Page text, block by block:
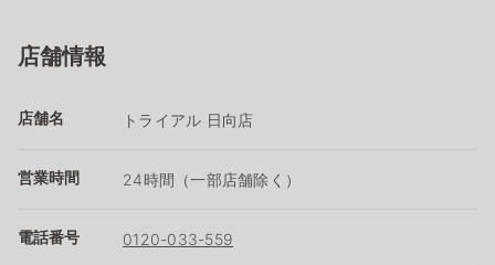
店舗情報
店舗名 トライアル 日向店
営業時間 24時間（一部店舗除く）
電話番号 0120-033-559